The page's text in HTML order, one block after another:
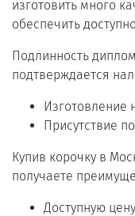
изготовить много
обеспечить
Подлинность
подтверждается
Изготовление
Присутствие
Купив корочку в
получаете
Доступную